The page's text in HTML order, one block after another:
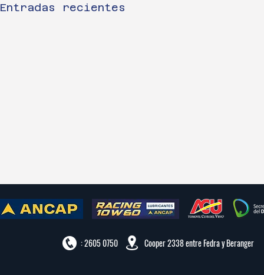
Entradas recientes
: 2605 0750 Cooper 2338 entre Fedra y Beranger